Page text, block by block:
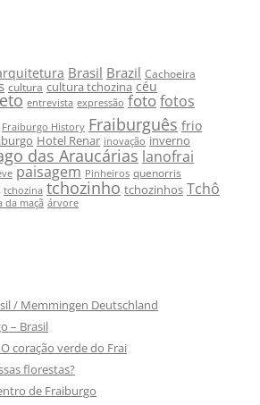
Brasil Brazil Cachoeira
cultura cultura tchozina céu
entrevista expressão fotofotos
Fraiburgo History Fraiburguês frio
Hotel Renar inovação inverno
das Araucárias lanofrai
paisagem Pinheiros quenorris
tchozina tchozinho tchozinhos Tchô
da maçã árvore
/ Memmingen Deutschland
– Brasil
coração verde do Frai
florestas?
de Fraiburgo